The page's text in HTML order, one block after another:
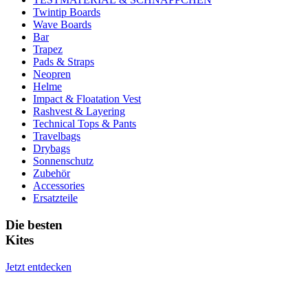
Twintip Boards
Wave Boards
Bar
Trapez
Pads & Straps
Neopren
Helme
Impact & Floatation Vest
Rashvest & Layering
Technical Tops & Pants
Travelbags
Drybags
Sonnenschutz
Zubehör
Accessories
Ersatzteile
Die besten
Kites
Jetzt entdecken